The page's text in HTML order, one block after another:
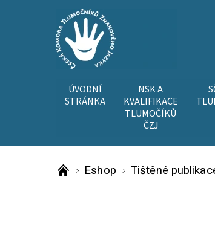
ÚVODNÍ
STRÁNKA
NSK A
KVALIFIKACE
TLUMOČÍKŮ
ČZJ
Eshop Tištěné